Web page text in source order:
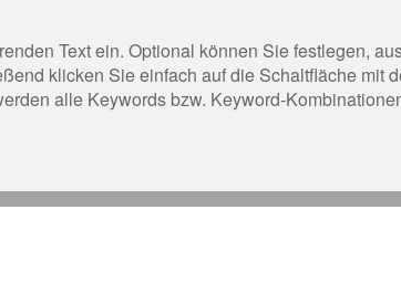
Text ein. Optional können Sie festlegen,
klicken Sie einfach auf die Schaltfläche mit
alle Keywords bzw. Keyword-